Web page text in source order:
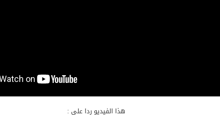
هذا الفيديو ردا على :